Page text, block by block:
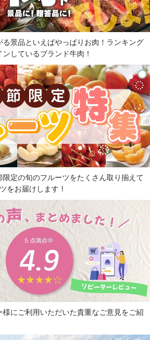
る景品といえばやっぱりお肉！ランキング
しているブランド牛肉！
定の旬のフルーツをたくさん取り揃えて
をお届けします！
にご利用いただいた貴重なご意見をご紹